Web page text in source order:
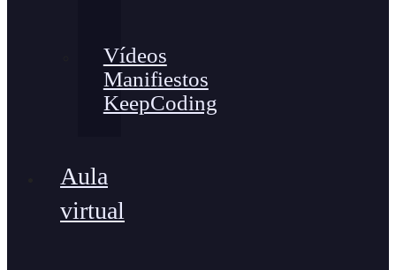
Vídeos
Manifiestos
KeepCoding
Aula
virtual